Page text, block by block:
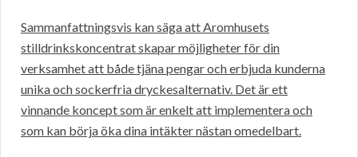
Sammanfattningsvis kan säga att Aromhusets
stilldrinkskoncentrat skapar möjligheter för din
verksamhet att både tjäna pengar och erbjuda kunderna
unika och sockerfria dryckesalternativ. Det är ett
vinnande koncept som är enkelt att implementera och
som kan börja öka dina intäkter nästan omedelbart.